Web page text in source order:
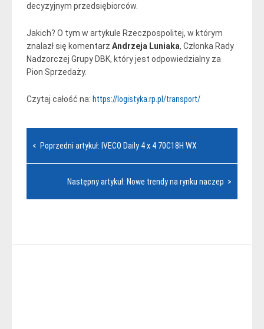
decyzyjnym przedsiębiorców.
Jakich? O tym w artykule Rzeczpospolitej, w którym
znalazł się komentarz Andrzeja Luniaka, Członka Rady
Nadzorczej Grupy DBK, który jest odpowiedzialny za
Pion Sprzedaży.
Czytaj całość na: https://logistyka.rp.pl/transport/
Nawigacja
< Poprzedni artykuł: IVECO Daily 4 x 4 70C18H WX
Następny artykuł: Nowe trendy na rynku naczep >